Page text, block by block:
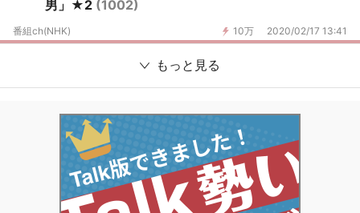
男」★2 (1002)
10万 2020/02/17 13:41
番組ch(NHK)
もっと見る